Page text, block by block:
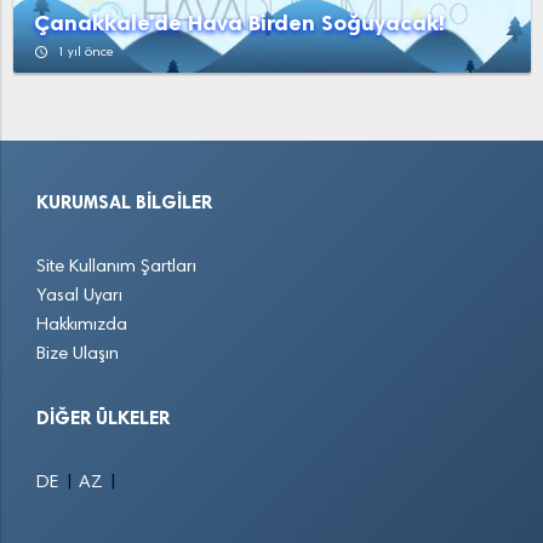
Çanakkale'de Hava Birden Soğuyacak!
access_time 1 yıl önce
KURUMSAL BILGILER
Site Kullanım Şartları
Yasal Uyarı
Hakkımızda
Bize Ulaşın
DIĞER ÜLKELER
DE AZ